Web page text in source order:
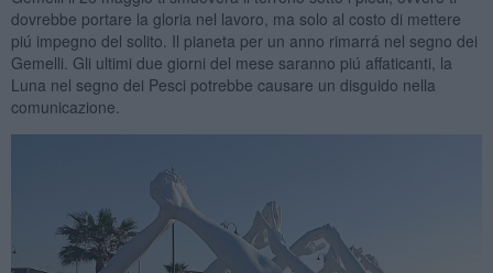
dovrebbe portare la gloria nel lavoro, ma solo al costo di mettere
piú impegno del solito. Il pianeta per un anno rimarrá nel segno dei
Gemelli. Gli ultimi due giorni del mese saranno piú affaticanti, la
Luna nel segno dei Pesci potrebbe causare un disguido nella
comunicazione.